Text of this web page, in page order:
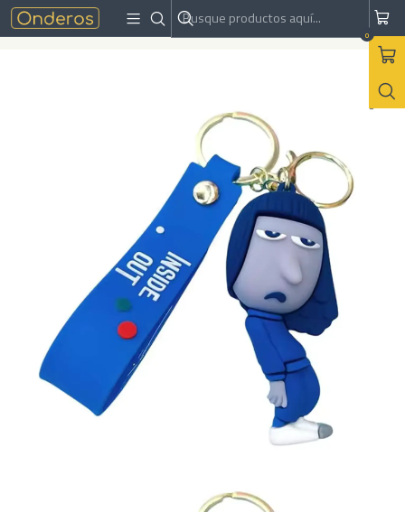
0
Inicio Accesorios Llaveros
Llavero Aburrimiento - Intensamente 2